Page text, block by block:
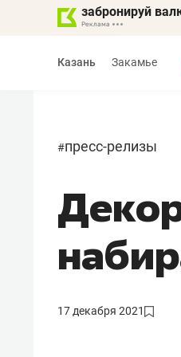
забронируй
Казань Закамье
#пресс-релизы
17 декабря 2021